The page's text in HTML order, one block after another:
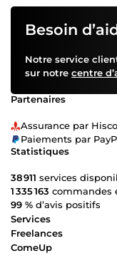
Besoin
Notre service
sur notre centre
Partenaires
Assurance par
Paiements par
Statistiques
38 911 services
1 335 163 commandes
99 % d’avis positifs
Services
Freelances
ComeUp